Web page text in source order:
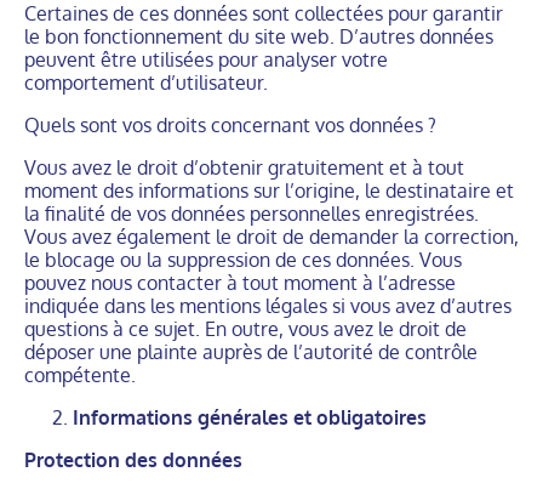
Certaines de ces données sont collectées pour garantir
le bon fonctionnement du site web. D’autres données
peuvent être utilisées pour analyser votre
comportement d’utilisateur.
Quels sont vos droits concernant vos données ?
Vous avez le droit d’obtenir gratuitement et à tout
moment des informations sur l’origine, le destinataire et
la finalité de vos données personnelles enregistrées.
Vous avez également le droit de demander la correction,
le blocage ou la suppression de ces données. Vous
pouvez nous contacter à tout moment à l’adresse
indiquée dans les mentions légales si vous avez d’autres
questions à ce sujet. En outre, vous avez le droit de
déposer une plainte auprès de l’autorité de contrôle
compétente.
Informations générales et obligatoires
Protection des données